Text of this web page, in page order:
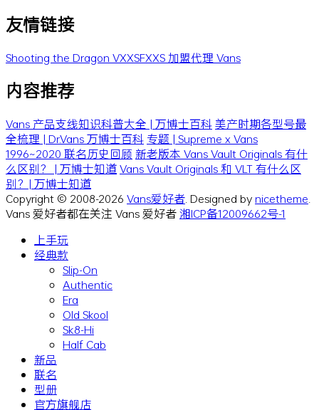
友情链接
Shooting the Dragon VXXSFXXS加盟代理 Vans
内容推荐
Vans 产品支线知识科普大全 | 万博士百科美产时期各型号最
全梳理 | Dr.Vans 万博士百科 专题 | Supreme x Vans
1996~2020 联名历史回顾 新老版本 Vans Vault Originals 有什
么区别？ | 万博士知道Vans Vault Originals 和 VLT 有什么区
别？| 万博士知道
Copyright © 2008-2026 Vans爱好者 . Designed bynicetheme
Vans 爱好者都在关注 Vans 爱好者湘ICP备12009662号-1
上手玩
经典款
Slip-On
Authentic
Era
Old Skool
Sk8-Hi
Half Cab
新品
联名
型册
官方旗舰店